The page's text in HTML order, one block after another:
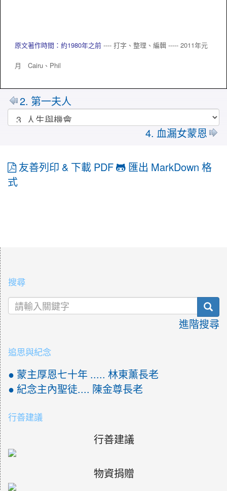
原文著作時間：約1980年之前---- 打字、整理、編輯 ----- 2011年元
月 Cairu、 Phil
2. 第一夫人
4. 血漏女蒙恩
友善列印 & 下載 PDF
匯出 MarkDown 格
式
搜尋
進階搜尋
追思與紀念
● 蒙主厚恩七十年 ..... 林東薰長老
● 紀念主內聖徒.... 陳金尊長老
行善建議
行善建議
物資捐贈